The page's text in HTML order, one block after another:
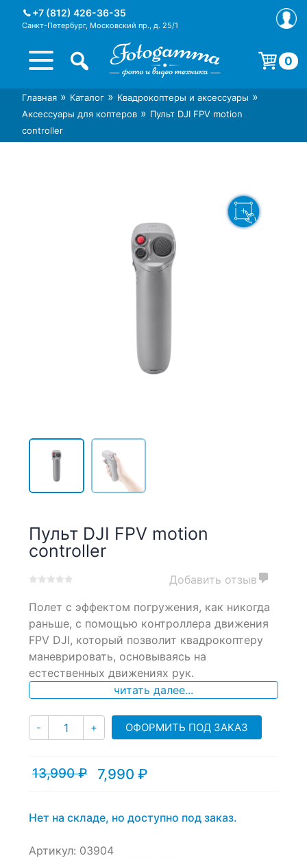
+7 (812) 426-36-35
Санкт-Петербург, Московский пр., д. 25/1
Интернет-магазин фототехники
Foto-Gamma в СПб
Магазин фотоаксессуаров foto-
gamma.ru
0
Корзина пуста.
Главная » Каталог » Квадрокоптеры и аксессуары »
Аксессуары для коптеров » Пульт DJI FPV motion
controller
Пульт DJI FPV motion
controller
out
based
on
customer
ratings
Добавить отзыв
Полет с эффектом погружения, как никогда
раньше, с помощью контроллера движения
FPV DJI, который позволит квадрокоптеру
маневрировать, основываясь на
естественных движениях рук.
читать далее...
- Количество
+ ОФОРМИТЬ ПОД ЗАКАЗ
13,990₽
Первоначальная
13,990 ₽.
7,990 ₽
Текущая
Нет на складе, но доступно под заказ.
Артикул: 03904